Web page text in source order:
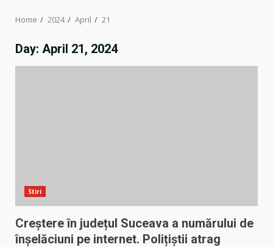
Home 2024 April 21
Day: April 21, 2024
Stiri
Creștere în județul Suceava a numărului de
înșelăciuni pe internet. Polițiștii atrag